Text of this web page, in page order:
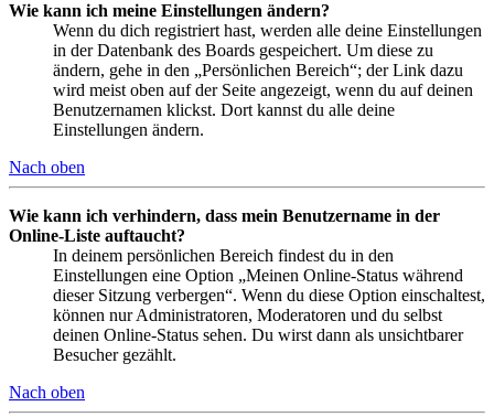
Wie kann ich meine Einstellungen ändern?
Wenn du dich registriert hast, werden alle deine Einstellungen
in der Datenbank des Boards gespeichert. Um diese zu
ändern, gehe in den „Persönlichen Bereich“; der Link dazu
wird meist oben auf der Seite angezeigt, wenn du auf deinen
Benutzernamen klickst. Dort kannst du alle deine
Einstellungen ändern.
Nach oben
Wie kann ich verhindern, dass mein Benutzername in der
Online-Liste auftaucht?
In deinem persönlichen Bereich findest du in den
Einstellungen eine Option „Meinen Online-Status während
dieser Sitzung verbergen“. Wenn du diese Option einschaltest,
können nur Administratoren, Moderatoren und du selbst
deinen Online-Status sehen. Du wirst dann als unsichtbarer
Besucher gezählt.
Nach oben